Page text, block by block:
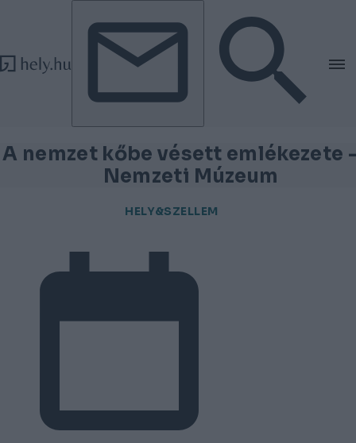
Tovább a tartalomhoz
Tovább a lábléchez
A nemzet kőbe vésett emlékezete
Nemzeti Múzeum
HELY&SZELLEM